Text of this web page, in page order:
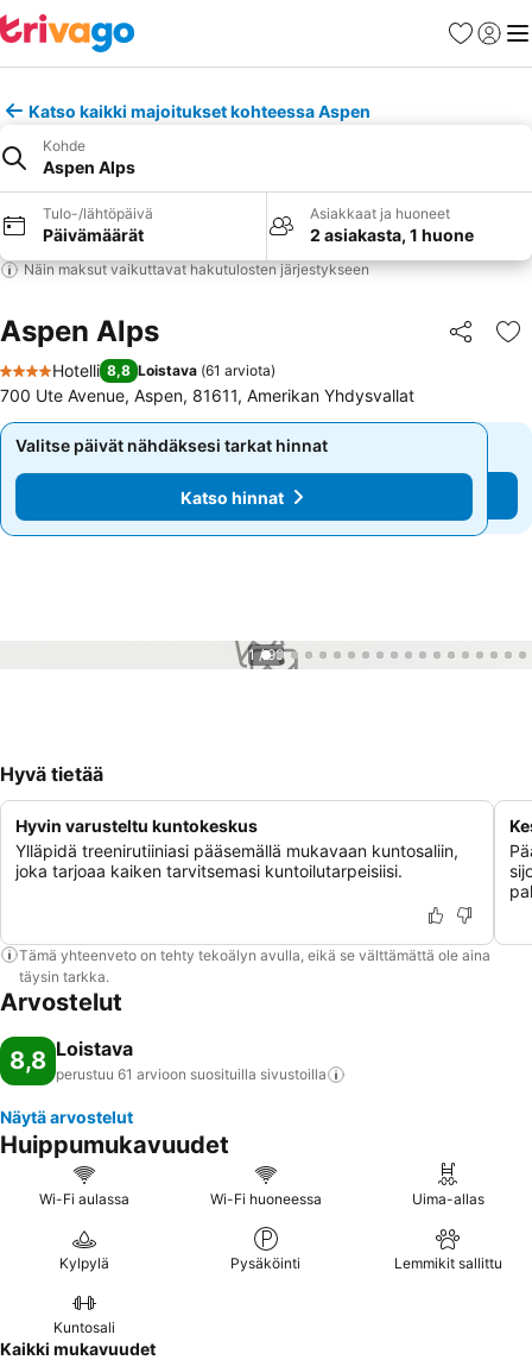
Suosikit
Katso kaikki majoitukset kohteessa Aspen
Kohde
Aspen Alps
Tulo-/lähtöpäivä
Päivämäärät
Asiakkaat ja huoneet
2 asiakasta, 1 huone
Näin maksut vaikuttavat hakutulosten järjestykseen
Aspen Alps Jaa
4 Tähtiluokitus
Hotelli 8,8 Loistava (61 arviota)
700 Ute Avenue, Aspen, 81611, Amerikan Yhdysvallat
Valitse päivät nähdäksesi tarkat hinnat
Katso hinnat
Valitse päivät nähdäksesi tarkat hinnat
Katso hinnat
1 / 99
Hyvä tietää
Hyvin varusteltu kuntokeskus
Ylläpidä treenirutiiniasi pääsemällä mukavaan kuntosaliin,
joka tarjoaa kaiken tarvitsemasi kuntoilutarpeisiisi.
Tämä yhteenveto on tehty tekoälyn avulla, eikä se välttämättä ole aina
täysin tarkka.
Arvostelut
8,8 Loistava
perustuu 61 arvioon suosituilla sivustoilla
Näytä arvostelut
Huippumukavuudet
Wi-Fi aulassa Wi-Fi huoneessa Uima-allas
Kylpylä Pysäköinti Lemmikit sallittu
Kuntosali
Kaikki mukavuudet